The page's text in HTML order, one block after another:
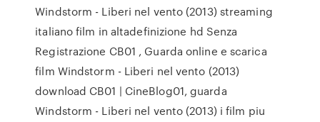
Windstorm - Liberi nel vento (2013) streaming
italiano film in altadefinizione hd Senza
Registrazione CB01 , Guarda online e scarica
film Windstorm - Liberi nel vento (2013)
download CB01 | CineBlog01, guarda
Windstorm - Liberi nel vento (2013) i film piu